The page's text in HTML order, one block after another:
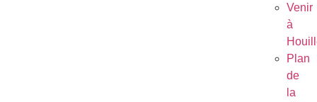
Venir
à
Plan
de
la